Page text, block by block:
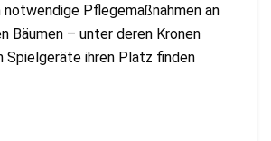
Pflegemaßnahmen an
Bäumen – unter deren Kronen
Spielgeräte ihren Platz finden